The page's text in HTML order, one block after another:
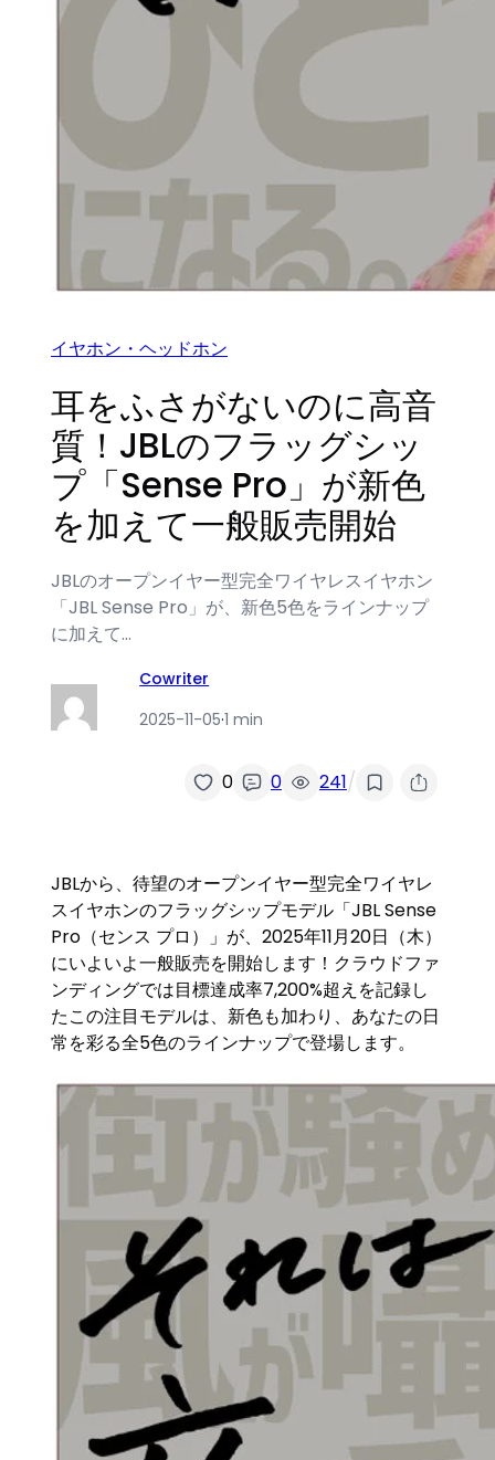
イヤホン・ヘッドホン
耳をふさがないのに高音
質！JBLのフラッグシッ
プ「Sense Pro」が新色
を加えて一般販売開始
JBLのオープンイヤー型完全ワイヤレスイヤホン
「JBL Sense Pro」が、新色5色をラインナップ
に加えて…
Cowriter
2025-11-05·1 min
0 0 241/
JBLから、待望のオープンイヤー型完全ワイヤレ
スイヤホンのフラッグシップモデル「JBL Sense
Pro（センス プロ）」が、2025年11月20日（木）
にいよいよ一般販売を開始します！クラウドファ
ンディングでは目標達成率7,200%超えを記録し
たこの注目モデルは、新色も加わり、あなたの日
常を彩る全5色のラインナップで登場します。